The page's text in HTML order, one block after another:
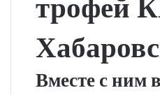
Вместе с ним